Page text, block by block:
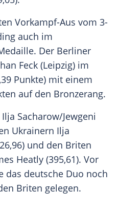
Vorkampf-Aus vom 3-
auch im
Der Berliner
Feck (Leipzig) im
Punkte) mit einem
auf den Bronzerang.
Sacharow/Jewgeni
Ukrainern Ilja
und den Briten
Heatly (395,61). Vor
das deutsche Duo noch
Briten gelegen.